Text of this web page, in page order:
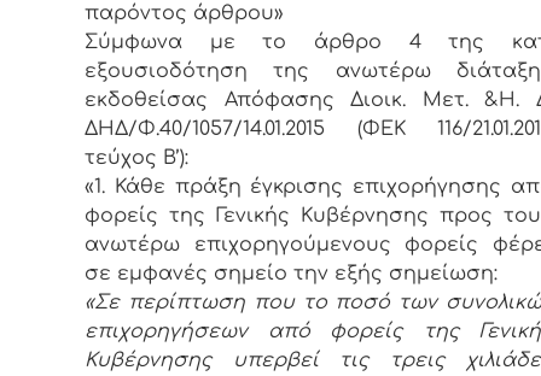
παρόντος άρθρου»
Σύμφωνα με το άρθρο 4 της
εξουσιοδότηση της ανωτέρω
εκδοθείσας Απόφασης Διοικ. Μετ. &Η.
ΔΗΔ/Φ.40/1057/14.01.2015 (ΦΕΚ 116/
τεύχος Β’):
«1. Κάθε πράξη έγκρισης επιχορήγησης
φορείς της Γενικής Κυβέρνησης προς
ανωτέρω επιχορηγούμενους φορείς
σε εμφανές σημείο την εξής σημείωση:
«Σε περίπτωση που το ποσό των
επιχορηγήσεων από φορείς της
Κυβέρνησης υπερβεί τις τρεις